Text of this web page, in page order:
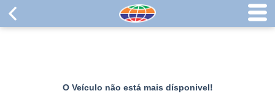
O Veículo não está mais dísponivel!